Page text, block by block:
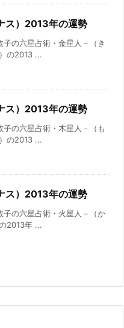
ス）2013年の運勢
の六星占術・金星人－（き
の2013 ...
ス）2013年の運勢
の六星占術・木星人－（も
の2013 ...
ス）2013年の運勢
子の六星占術・火星人－（か
2013年 ...